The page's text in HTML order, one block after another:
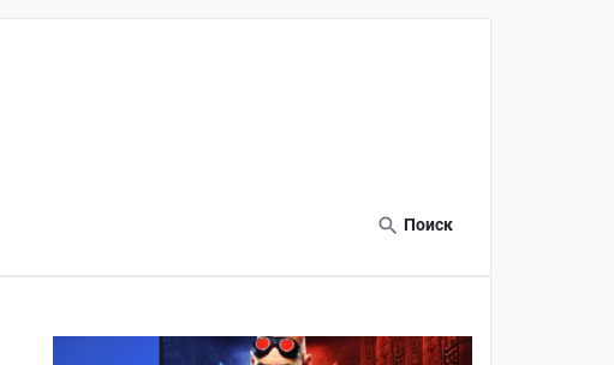
Поиск